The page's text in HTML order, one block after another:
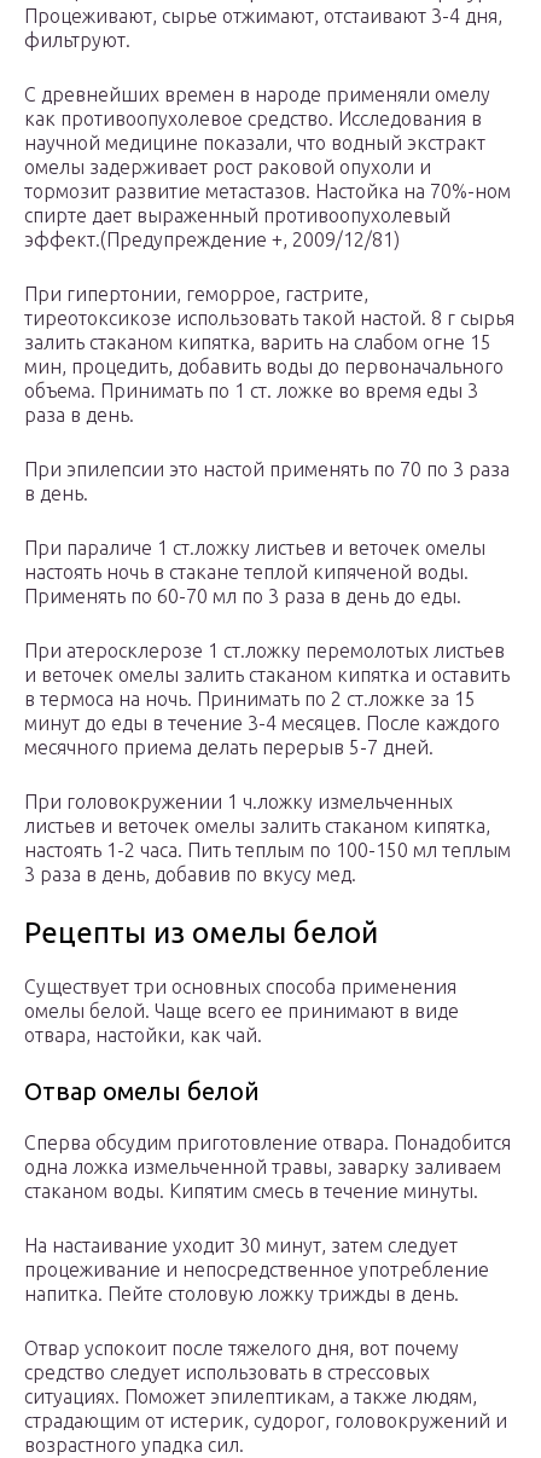
Процеживают, сырье отжимают, отстаивают 3-4 дня,
фильтруют.
С древнейших времен в народе применяли омелу
как противоопухолевое средство. Исследования в
научной медицине показали, что водный экстракт
омелы задерживает рост раковой опухоли и
тормозит развитие метастазов. Настойка на 70%-ном
спирте дает выраженный противоопухолевый
эффект.(Предупреждение +, 2009/12/81)
При гипертонии, геморрое, гастрите,
тиреотоксикозе использовать такой настой. 8 г сырья
залить стаканом кипятка, варить на слабом огне 15
мин, процедить, добавить воды до первоначального
объема. Принимать по 1 ст. ложке во время еды 3
раза в день.
При эпилепсии это настой применять по 70 по 3 раза
в день.
При параличе 1 ст.ложку листьев и веточек омелы
настоять ночь в стакане теплой кипяченой воды.
Применять по 60-70 мл по 3 раза в день до еды.
При атеросклерозе 1 ст.ложку перемолотых листьев
и веточек омелы залить стаканом кипятка и оставить
в термоса на ночь. Принимать по 2 ст.ложке за 15
минут до еды в течение 3-4 месяцев. После каждого
месячного приема делать перерыв 5-7 дней.
При головокружении 1 ч.ложку измельченных
листьев и веточек омелы залить стаканом кипятка,
настоять 1-2 часа. Пить теплым по 100-150 мл теплым
3 раза в день, добавив по вкусу мед.
Рецепты из омелы белой
Существует три основных способа применения
омелы белой. Чаще всего ее принимают в виде
отвара, настойки, как чай.
Отвар омелы белой
Сперва обсудим приготовление отвара. Понадобится
одна ложка измельченной травы, заварку заливаем
стаканом воды. Кипятим смесь в течение минуты.
На настаивание уходит 30 минут, затем следует
процеживание и непосредственное употребление
напитка. Пейте столовую ложку трижды в день.
Отвар успокоит после тяжелого дня, вот почему
средство следует использовать в стрессовых
ситуациях. Поможет эпилептикам, а также людям,
страдающим от истерик, судорог, головокружений и
возрастного упадка сил.